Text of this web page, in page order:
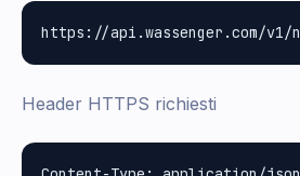
Header HTTPS richiesti